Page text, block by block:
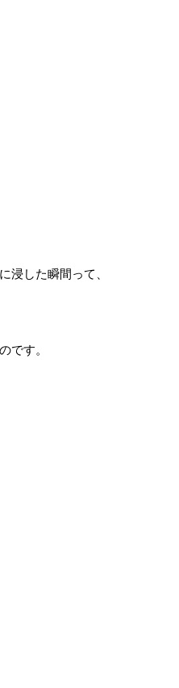
浸した瞬間って、
です。